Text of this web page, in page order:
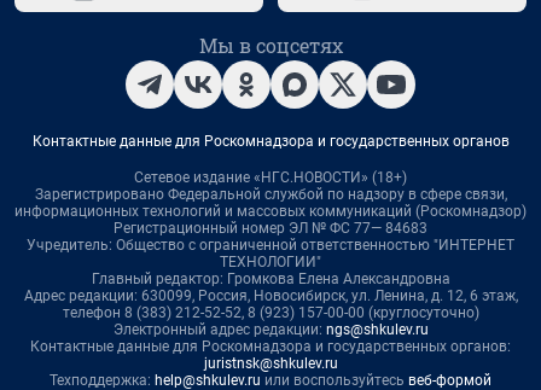
Мы в соцсетях
Контактные данные для Роскомнадзора и государственных органов
Сетевое издание «НГС.НОВОСТИ» (18+)
Зарегистрировано Федеральной службой по надзору в сфере связи,
информационных технологий и массовых коммуникаций (Роскомнадзор)
Регистрационный номер ЭЛ № ФС 77— 84683
Учредитель: Общество с ограниченной ответственностью "ИНТЕРНЕТ
ТЕХНОЛОГИИ"
Главный редактор: Громкова Елена Александровна
Адрес редакции: 630099, Россия, Новосибирск, ул. Ленина, д. 12, 6 этаж,
телефон 8 (383) 212-52-52, 8 (923) 157-00-00 (круглосуточно)
Электронный адрес редакции: ngs@shkulev.ru
Контактные данные для Роскомнадзора и государственных органов:
juristnsk@shkulev.ru
Техподдержка: help@shkulev.ru или воспользуйтесь веб-формой